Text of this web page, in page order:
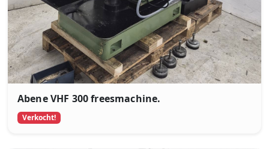
Abene VHF 300 freesmachine.
Verkocht!